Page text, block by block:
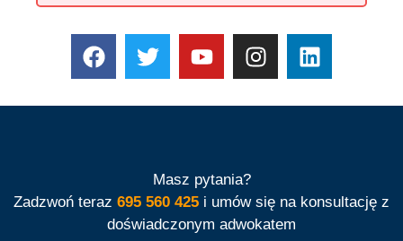
Masz pytania?
Zadzwoń teraz 695 560 425 i umów się na konsultację z
doświadczonym adwokatem